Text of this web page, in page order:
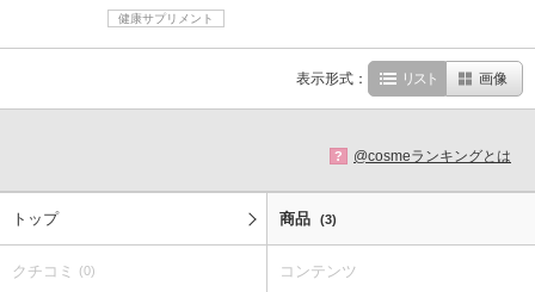
健康サプリメント
表示形式： リスト 画像
? @cosmeランキングとは
トップ 商品 (3)
クチコミ (0) コンテンツ